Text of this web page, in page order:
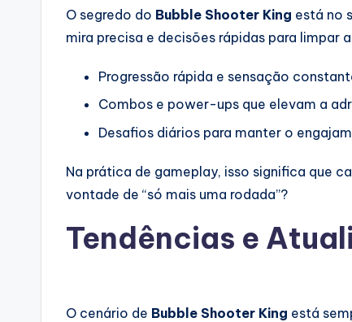
O segredo do Bubble Shooter King está no
mira precisa e decisões rápidas para limpar
Progressão rápida e sensação
Combos e power-ups que elevam a
Desafios diários para manter o
Na prática de gameplay, isso significa que
vontade de “só mais uma rodada”?
Tendências e
O cenário de Bubble Shooter King está